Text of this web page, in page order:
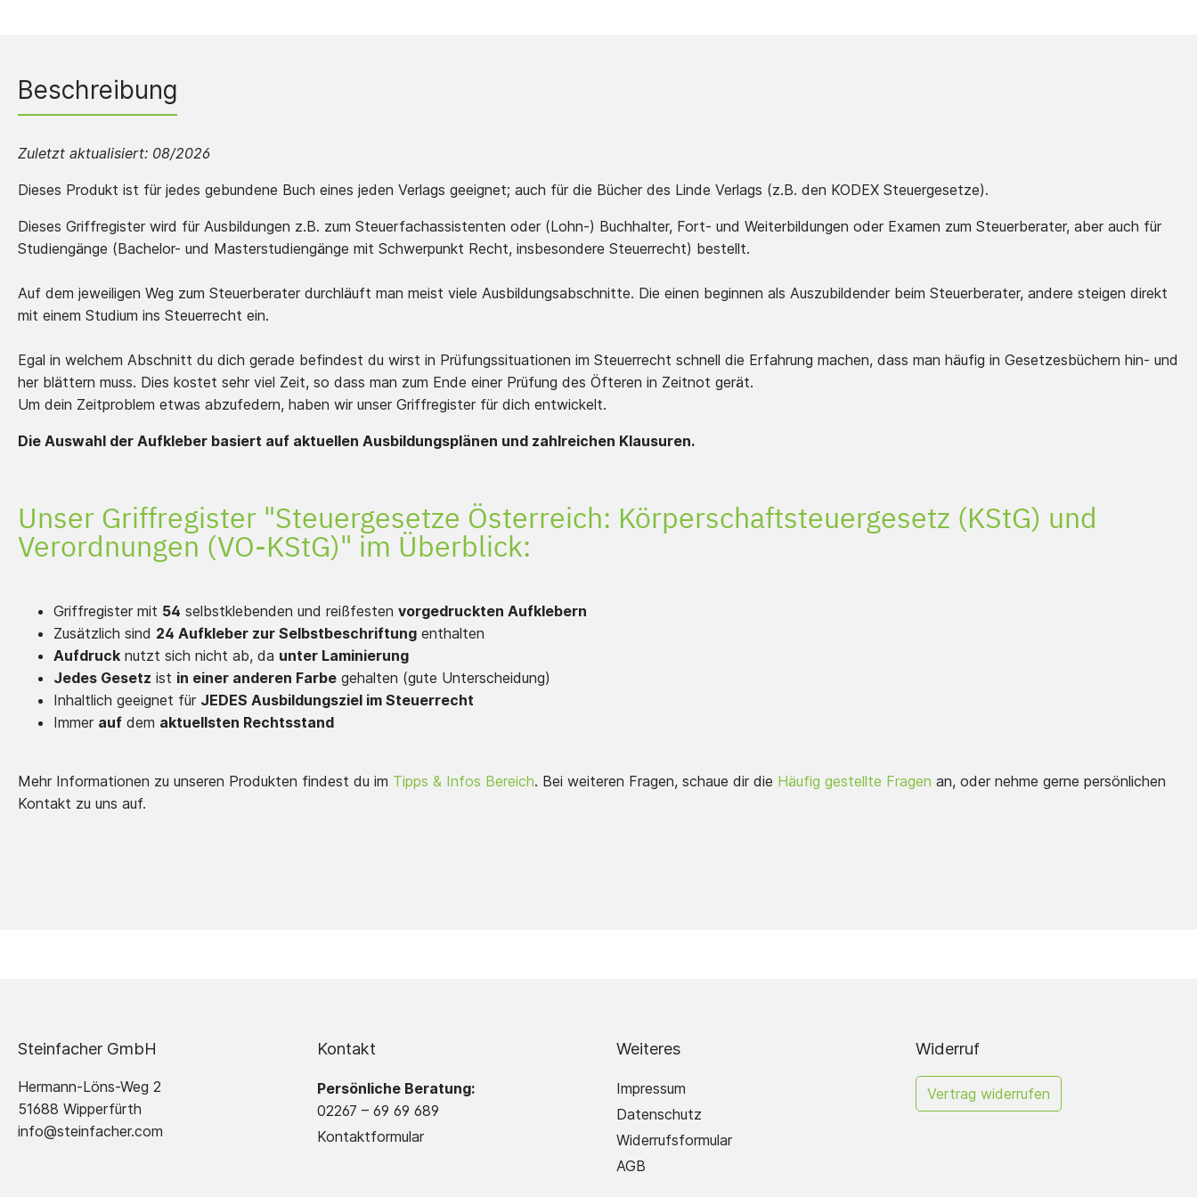
Beschreibung
Zuletzt aktualisiert: 08/2026
Dieses Produkt ist für jedes gebundene Buch eines jeden Verlags geeignet; auch für die Bücher des Linde Verlags (z.B. den KODEX Steuergesetze).
Dieses Griffregister wird für Ausbildungen z.B. zum Steuerfachassistenten oder (Lohn-) Buchhalter, Fort- und Weiterbildungen oder Examen zum Steuerberater, aber auch für
Studiengänge (Bachelor- und Masterstudiengänge mit Schwerpunkt Recht, insbesondere Steuerrecht) bestellt.
Auf dem jeweiligen Weg zum Steuerberater durchläuft man meist viele Ausbildungsabschnitte. Die einen beginnen als Auszubildender beim Steuerberater, andere steigen direkt
mit einem Studium ins Steuerrecht ein.
Egal in welchem Abschnitt du dich gerade befindest du wirst in Prüfungssituationen im Steuerrecht schnell die Erfahrung machen, dass man häufig in Gesetzesbüchern hin- und
her blättern muss. Dies kostet sehr viel Zeit, so dass man zum Ende einer Prüfung des Öfteren in Zeitnot gerät.
Um dein Zeitproblem etwas abzufedern, haben wir unser Griffregister für dich entwickelt.
Die Auswahl der Aufkleber basiert auf aktuellen Ausbildungsplänen und zahlreichen Klausuren.
Unser Griffregister "Steuergesetze Österreich: Körperschaftsteuergesetz (KStG) und
Verordnungen (VO-KStG)" im Überblick:
Griffregister mit 54 selbstklebenden und reißfesten vorgedruckten Aufklebern
Zusätzlich sind 24 Aufkleber zur Selbstbeschriftung enthalten
Aufdruck nutzt sich nicht ab, da unter Laminierung
Jedes Gesetz ist in einer anderen Farbe gehalten (gute Unterscheidung)
Inhaltlich geeignet für JEDES Ausbildungsziel im Steuerrecht
Immer auf dem aktuellsten Rechtsstand
Mehr Informationen zu unseren Produkten findest du im Tipps & Infos Bereich. Bei weiteren Fragen, schaue dir die Häufig gestellte Fragen an, oder nehme gerne persönlichen
Kontakt zu uns auf.
Steinfacher GmbH
Hermann-Löns-Weg 2
51688 Wipperfürth
info@steinfacher.com
Kontakt
Persönliche Beratung:
02267 – 69 69 689
Kontaktformular
Weiteres
Impressum
Datenschutz
Widerrufsformular
AGB
Widerruf
Vertrag widerrufen
Erstelle hier dein
eigenes Griffregister!